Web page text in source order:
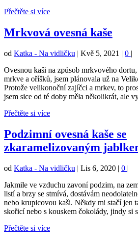
Přečtěte si více
Mrkvová ovesná kaše
od Katka - Na vidličku | Kvě 5, 2021 | 0 |
Ovesnou kaši na způsob mrkvového
mrkve a oříšků, jsem plánovala už na
Protože velikonoční zajíčci a mrkev, to
jsem sice od té doby měla několikrát, ale
Přečtěte si více
Podzimní ovesná kaše se
zkaramelizovaným
od Katka - Na vidličku | Lis 6, 2020 | 0 |
Jakmile ve vzduchu zavoní podzim, na
listí a brzy se stmívá, dostávám
nebo krupicovou kaši. Někdy mi stačí jen
skořicí nebo s kouskem čokolády, jindy
Přečtěte si více